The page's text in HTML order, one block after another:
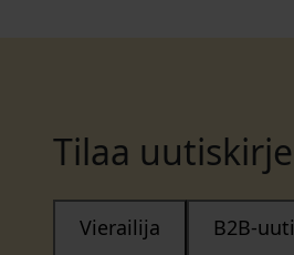
Tilaa
Vierailija B2B-